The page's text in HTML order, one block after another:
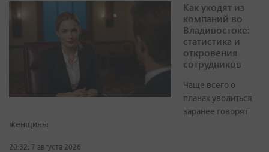
Как уходят из
компаний во
Владивостоке:
статистика и
откровения
сотрудников
Чаще всего о
планах уволиться
заранее говорят
женщины
20:32, 7 августа 2026